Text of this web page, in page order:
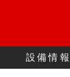
設備情報